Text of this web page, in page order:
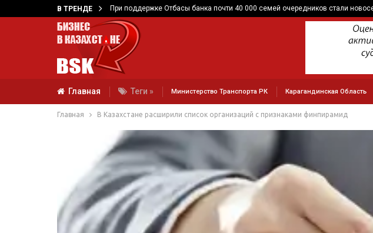
В ТРЕНДЕ При поддержке Отбасы банка почти 40 000 семей очередников стали
Главная Теги » Министерство Транспорта РК Карагандинская Область
Главная В Казахстане расширили список организаций с признаками финпирамид